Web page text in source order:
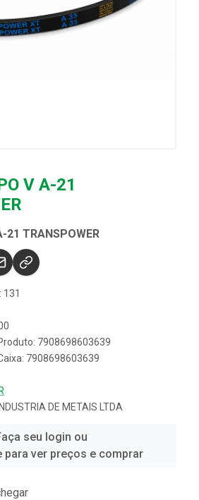
V A-21
21 TRANSPOWER
131
7908698603639
7908698603639
DE METAIS LTDA
seu login ou
para ver preços e comprar